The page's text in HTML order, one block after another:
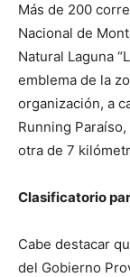
Más de 200
Nacional de
Natural Laguna
emblema de la
organización, a
Running
otra de 7
Clasificatorio
Cabe destacar
del Gobierno